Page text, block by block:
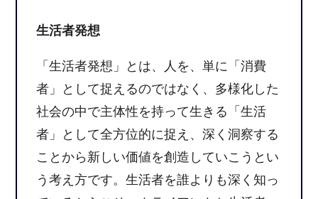
生活者発想
「生活者発想」とは、人を、単に「消費
者」として捉えるのではなく、多様化した
社会の中で主体性を持って生きる「生活
者」として全方位的に捉え、深く洞察する
ことから新しい価値を創造していこうとい
う考え方です。生活者を誰よりも深く知っ